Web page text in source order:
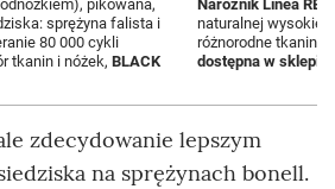
pikowana,
sprężyna falista i
80 000 cykli
tkanin i nóżek, BLACK
Narożnik Linea
naturalnej wysokiej
różnorodne tkaniny,
dostępna w sklepie
zdecydowanie lepszym
na sprężynach bonell.